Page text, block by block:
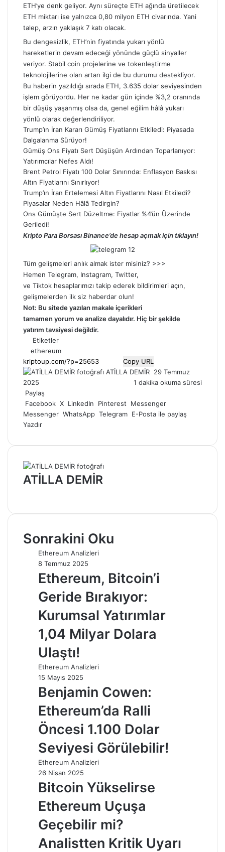
ETH’ye denk geliyor. Aynı süreçte ETH ağında üretilecek
ETH miktarı ise yalnızca 0,80 milyon ETH civarında. Yani
talep, arzın yaklaşık 7 katı olacak.
Bu dengesizlik, ETH’nin fiyatında yukarı yönlü
hareketlerin devam edeceği yönünde güçlü sinyaller
veriyor. Stabil coin projelerine ve tokenleştirme
teknolojilerine olan artan ilgi de bu durumu destekliyor.
Bu haberin yazıldığı sırada ETH, 3.635 dolar seviyesinden
işlem görüyordu. Her ne kadar gün içinde %3,2 oranında
bir düşüş yaşanmış olsa da, genel eğilim hâlâ yukarı
yönlü olarak değerlendiriliyor.
Trump’ın İran Kararı Gümüş Fiyatlarını Etkiledi: Piyasada
Dalgalanma Sürüyor!
Gümüş Ons Fiyatı Sert Düşüşün Ardından Toparlanıyor:
Yatırımcılar Nefes Aldı!
Brent Petrol Fiyatı 100 Dolar Sınırında: Enflasyon Baskısı
Altın Fiyatlarını Sınırlıyor!
Trump’ın İran Ertelemesi Altın Fiyatlarını Nasıl Etkiledi?
Piyasalar Neden Hâlâ Tedirgin?
Ons Gümüşte Sert Düzeltme: Fiyatlar %4’ün Üzerinde
Geriledi!
Kripto Para Borsası Binance’de hesap açmak için tıklayın!
Tüm gelişmeleri anlık almak ister misiniz? >>>
Hemen Telegram, Instagram, Twitter,
ve Tiktok hesaplarımızı takip ederek bildirimleri açın,
gelişmelerden ilk siz haberdar olun!
Not: Bu sitede yazılan makale içerikleri
tamamen yorum ve analize dayalıdır. Hiç bir şekilde
yatırım tavsiyesi değildir.
Etiketler
ethereum
Copy URL
ATİLLA DEMİR Bir
e-
göndermek
29 Temmuz
2025
1 dakika okuma süresi
Paylaş
Facebook X LinkedIn Pinterest
Messenger
Messenger WhatsApp Telegram E-Posta ile paylaş
Yazdır
ATİLLA DEMİR
Sonrakini Oku
Ethereum Analizleri
8 Temmuz 2025
Ethereum, Bitcoin’i
Geride Bırakıyor:
Kurumsal Yatırımlar
1,04 Milyar Dolara
Ulaştı!
Ethereum Analizleri
15 Mayıs 2025
Benjamin Cowen:
Ethereum’da Ralli
Öncesi 1.100 Dolar
Seviyesi Görülebilir!
Ethereum Analizleri
26 Nisan 2025
Bitcoin Yükselirse
Ethereum Uçuşa
Geçebilir mi?
Analistten Kritik Uyarı